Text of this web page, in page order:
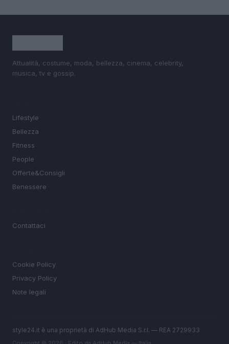
Attualità, costume, moda, bellezza, cinema, celebrity,
musica, tv e gossip.
Lifestyle
Bellezza
Fitness
People
Offerte&Consigli
Benessere
Contattaci
Cookie Policy
Privacy Policy
Note legali
style24.it è una proprietà di AdHub Media S.r.l. — REA 2729933